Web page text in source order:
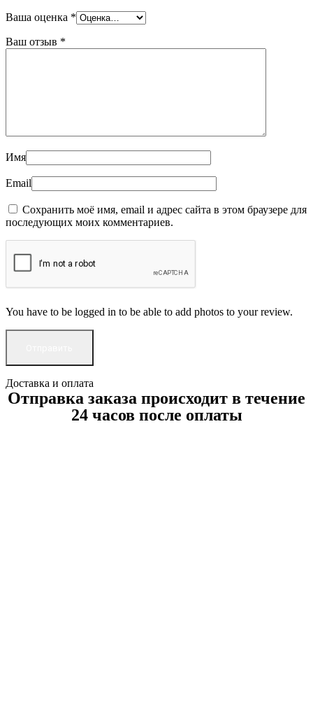
Ваша оценка *
Ваш отзыв *
Имя
Email
Сохранить моё имя, email и адрес сайта в этом браузере для
последующих моих комментариев.
You have to be logged in to be able to add photos to your review.
Доставка и оплата
Отправка заказа происходит в течение
24 часов после оплаты